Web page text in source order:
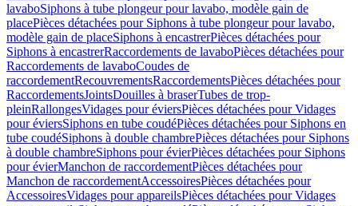
lavaboSiphons à tube plongeur pour lavabo, modèle gain de
placePièces détachées pour Siphons à tube plongeur pour lavabo,
modèle gain de placeSiphons à encastrerPièces détachées pour
Siphons à encastrerRaccordements de lavaboPièces détachées pour
Raccordements de lavaboCoudes de
raccordementRecouvrementsRaccordementsPièces détachées pour
RaccordementsJointsDouilles à braserTubes de trop-
pleinRallongesVidages pour éviersPièces détachées pour Vidages
pour éviersSiphons en tube coudéPièces détachées pour Siphons en
tube coudéSiphons à double chambrePièces détachées pour Siphons
à double chambreSiphons pour évierPièces détachées pour Siphons
pour évierManchon de raccordementPièces détachées pour
Manchon de raccordementAccessoiresPièces détachées pour
AccessoiresVidages pour appareilsPièces détachées pour Vidages